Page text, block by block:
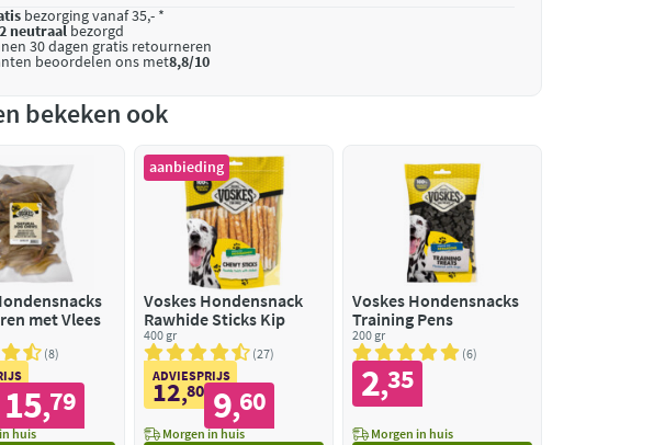
bezorging vanaf 35,- *
neutraalbezorgd
30 dagen gratis retourneren
beoordelen ons met8,8/10
bekeken ook
met Vlees
8
15,79
huis
aanbieding
Voskes Hondensnack
Rawhide Sticks Kip
400 gr
27
ADVIESPRIJS
12,80 9,60
Morgen in huis
Voskes Hondensnacks
Training Pens
200 gr
6
2,35
Morgen in huis